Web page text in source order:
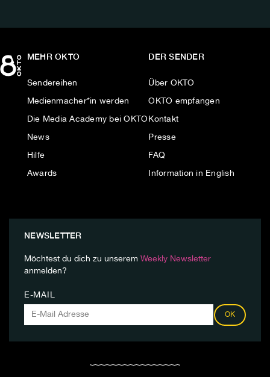
MEHR OKTO
Sendereihen
Medienmacher*in werden
Die Media Academy bei OKTO
News
Hilfe
Awards
DER SENDER
Über OKTO
OKTO empfangen
Kontakt
Presse
FAQ
Information in English
NEWSLETTER
Möchtest du dich zu unserem Weekly Newsletter
anmelden?
E-MAIL
OK